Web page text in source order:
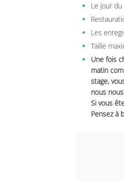
Le jour
Les
Taille
Une fois
matin
stage,
nous
Si vous
Pensez à